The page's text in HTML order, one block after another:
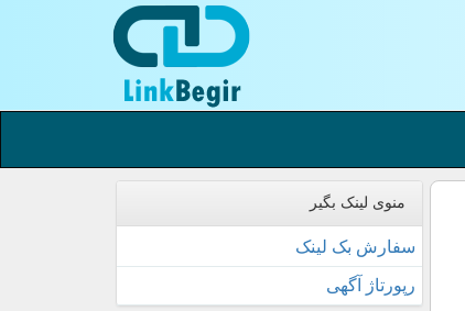
منوی لینک بگیر
سفارش بک لینک
رپورتاژ آگهی